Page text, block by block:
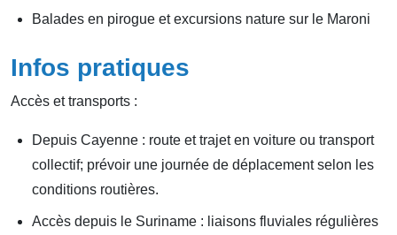
Balades en pirogue et excursions nature sur le Maroni
Infos pratiques
Accès et transports :
Depuis Cayenne : route et trajet en voiture ou transport
collectif; prévoir une journée de déplacement selon les
conditions routières.
Accès depuis le Suriname : liaisons fluviales régulières